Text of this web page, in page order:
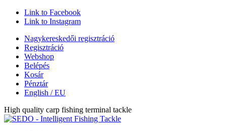
Link to Facebook
Link to Instagram
Nagykereskedői regisztráció
Regisztráció
Webshop
Belépés
Kosár
Pénztár
English / EU
High quality carp fishing terminal tackle